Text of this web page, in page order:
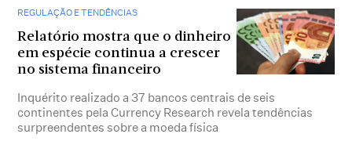
REGULAÇÃO E TENDÊNCIAS
Relatório mostra que o dinheiro
em espécie continua a crescer
no sistema financeiro
Inquérito realizado a 37 bancos centrais de seis
continentes pela Currency Research revela tendências
surpreendentes sobre a moeda física